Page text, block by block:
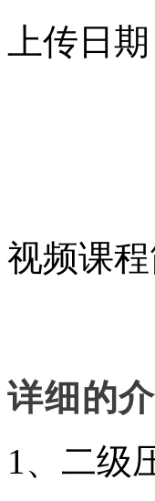
上传日
视频课
详细的
1、二级